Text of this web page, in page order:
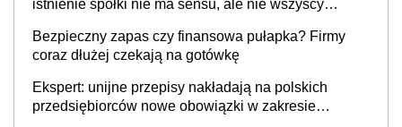
istnienie spółki nie ma sensu, ale nie wszyscy
Bezpieczny zapas czy finansowa pułapka? Firmy
coraz dłużej czekają na gotówkę
Ekspert: unijne przepisy nakładają na polskich
przedsiębiorców nowe obowiązki w zakresie